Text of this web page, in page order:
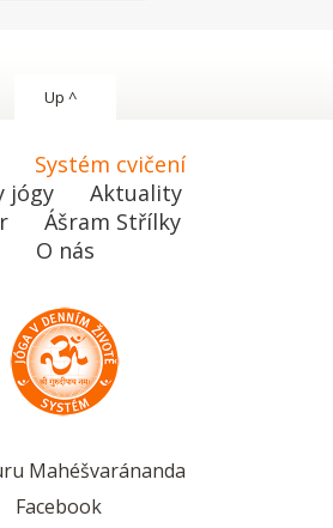
Up ^
Systém cvičení
jógy
Aktuality
Ášram Střílky
O nás
Mahéšvaránanda
Facebook